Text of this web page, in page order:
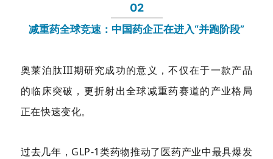
02
减重药全球竞速：中国药企正在进入“并跑阶段”
奥莱泊肽III期研究成功的意义，不仅在于一款产品
的临床突破，更折射出全球减重药赛道的产业格局
正在快速变化。
过去几年，GLP-1类药物推动了医药产业中最具爆发